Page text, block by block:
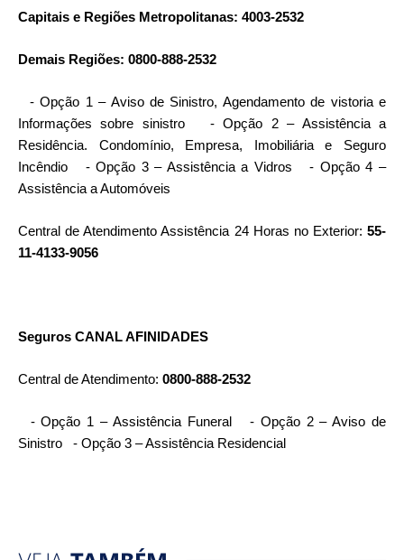
Capitais e Regiões Metropolitanas: 4003-2532
Demais Regiões: 0800-888-2532
- Opção 1– Aviso de Sinistro, Agendamento de vistoria e
Informações sobre sinistro
- Opção 2 – Assistência a
Residência. Condomínio, Empresa, Imobiliária e Seguro
Incêndio - Opção 3 – Assistência a Vidros - Opção 4 –
Assistência a Automóveis
Central de Atendimento Assistência 24 Horas no Exterior: 55-
11-4133-9056
Seguros CANAL AFINIDADES
Central de Atendimento: 0800-888-2532
- Opção 1 – Assistência Funeral
- Opção 2 – Aviso de
Sinistro - Opção 3 – Assistência Residencial